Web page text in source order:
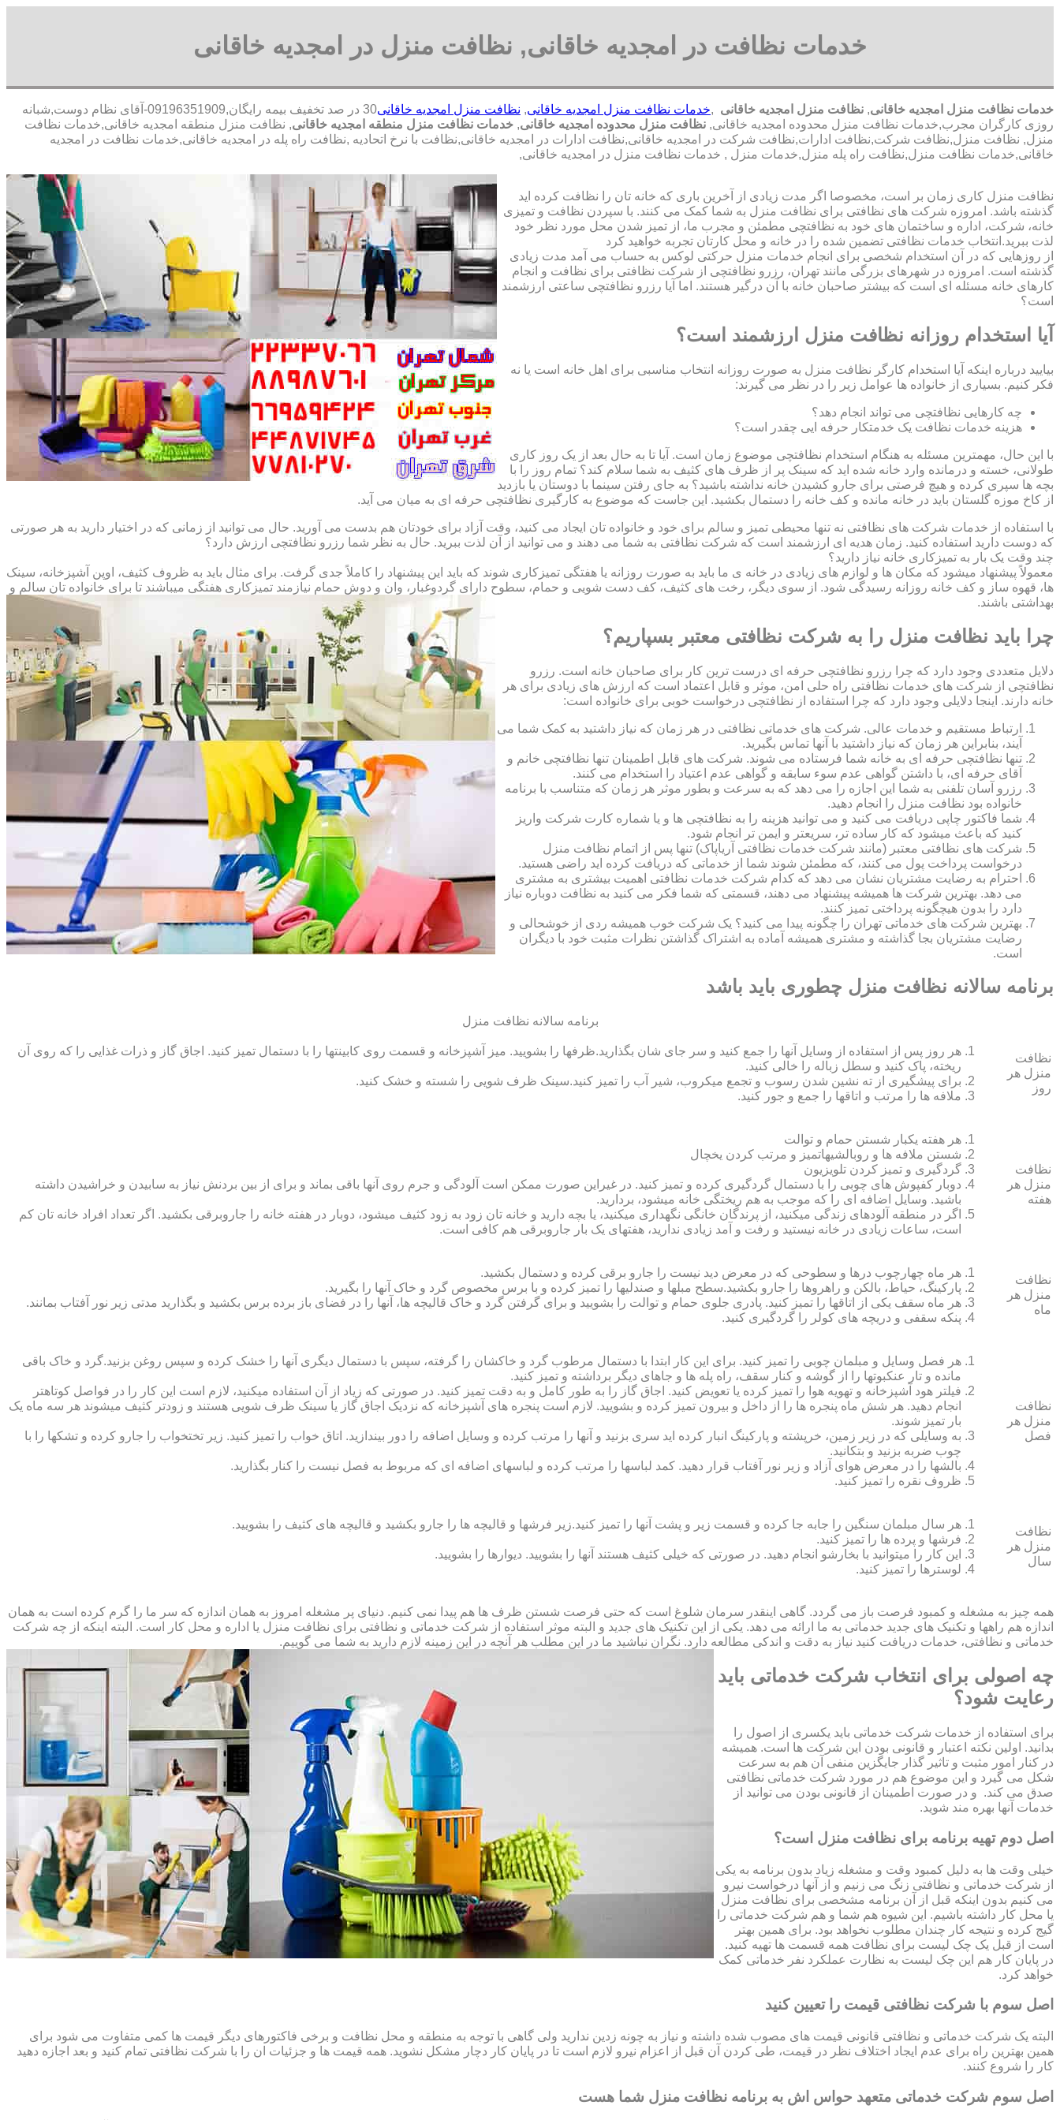
خدمات نظافت در امجدیه خاقانی, نظافت منزل در امجدیه خاقانی
خدمات نظافت منزل امجدیه خاقانی, نظافت منزل امجدیه خاقانی ,خدمات نظافت منزل امجدیه خاقانی, نظافت منزل امجدیه خاقانی
30 در صد تخفیف بیمه رایگان,09196351909-آقای نظام دوست,شبانه
روزی کارگران مجرب,خدمات نظافت منزل محدوده امجدیه خاقانی, نظافت منزل محدوده امجدیه خاقانی, خدمات نظافت منزل منطقه امجدیه خاقانی, نظافت منزل منطقه امجدیه خاقانی,خدمات نظافت
منزل, نظافت منزل,نظافت شرکت,نظافت ادارات,نظافت شرکت در امجدیه خاقانی,نظافت ادارات در امجدیه خاقانی,نظافت با نرخ اتحادیه ,نظافت راه پله در امجدیه خاقانی,خدمات نظافت در امجدیه
خاقانی,خدمات نظافت منزل,نظافت راه پله منزل,خدمات منزل , خدمات نظافت منزل در امجدیه خاقانی,
نظافت منزل کاری زمان بر است، مخصوصا اگر مدت زیادی از آخرین باری که خانه تان را نظافت کرده اید
گذشته باشد. امروزه شرکت های نظافتی برای نظافت منزل به شما کمک می کنند. با سپردن نظافت و تمیزی
خانه، شرکت، اداره و ساختمان های خود به نظافتچی مطمئن و مجرب ما، از تمیز شدن محل مورد نظر خود
لذت ببرید.انتخاب خدمات نظافتی تضمین شده را در خانه و محل کارتان تجربه خواهید کرد
از روزهایی که در آن استخدام شخصی برای انجام خدمات منزل حرکتی لوکس به حساب می آمد مدت زیادی
گذشته است. امروزه در شهرهای بزرگی مانند تهران، رزرو نظافتچی از شرکت نظافتی برای نظافت و انجام
کارهای خانه مسئله ای است که بیشتر صاحبان خانه با آن درگیر هستند. اما آیا رزرو نظافتچی ساعتی ارزشمند
است؟
آیا استخدام روزانه نظافت منزل ارزشمند است؟
بیایید درباره اینکه آیا استخدام کارگر نظافت منزل به صورت روزانه انتخاب مناسبی برای اهل خانه است یا نه
فکر کنیم. بسیاری از خانواده ها عوامل زیر را در نظر می گیرند:
چه کارهایی نظافتچی می تواند انجام دهد؟
هزینه خدمات نظافت یک خدمتکار حرفه ایی چقدر است؟
با این حال، مهمترین مسئله به هنگام استخدام نظافتچی موضوع زمان است. آیا تا به حال بعد از یک روز کاری
طولانی، خسته و درمانده وارد خانه شده اید که سینک پر از ظرف های کثیف به شما سلام کند؟ تمام روز را با
بچه ها سپری کرده و هیچ فرصتی برای جارو کشیدن خانه نداشته باشید؟ به جای رفتن سینما با دوستان یا بازدید
از کاخ موزه گلستان باید در خانه مانده و کف خانه را دستمال بکشید. این جاست که موضوع به کارگیری نظافتچی حرفه ای به میان می آید.
با استفاده از خدمات شرکت های نظافتی نه تنها محیطی تمیز و سالم برای خود و خانواده تان ایجاد می کنید، وقت آزاد برای خودتان هم بدست می آورید. حال می توانید از زمانی که در اختیار دارید به هر صورتی
که دوست دارید استفاده کنید. زمان هدیه ای ارزشمند است که شرکت نظافتی به شما می دهند و می توانید از آن لذت ببرید. حال به نظر شما رزرو نظافتچی ارزش دارد؟
چند وقت یک بار به تمیزکاری خانه نیاز دارید؟
معمولاً پیشنهاد میشود که مکان ها و لوازم های زیادی در خانه ی ما باید به صورت روزانه یا هفتگی تمیزکاری شوند که باید این پیشنهاد را کاملاً جدی گرفت. برای مثال باید به ظروف کثیف، اوپن آشپزخانه، سینک
ها، قهوه ساز و کف خانه روزانه رسیدگی شود. از سوی دیگر، رخت های کثیف، کف دست شویی و حمام، سطوح دارای گردوغبار، وان و دوش حمام نیازمند تمیزکاری هفتگی میباشند تا برای خانواده تان سالم و
بهداشتی باشند.
چرا باید نظافت منزل را به شرکت نظافتی معتبر بسپاریم؟
دلایل متعددی وجود دارد که چرا رزرو نظافتچی حرفه ای درست ترین کار برای صاحبان خانه است. رزرو
نظافتچی از شرکت های خدمات نظافتی راه حلی امن، موثر و قابل اعتماد است که ارزش های زیادی برای هر
خانه دارند. اینجا دلایلی وجود دارد که چرا استفاده از نظافتچی درخواست خوبی برای خانواده است:
ارتباط مستقیم و خدمات عالی. شرکت های خدماتی نظافتی در هر زمان که نیاز داشتید به کمک شما می
آیند، بنابراین هر زمان که نیاز داشتید با آنها تماس بگیرید.
تنها نظافتچی حرفه ای به خانه شما فرستاده می شوند. شرکت های قابل اطمینان تنها نظافتچی خانم و
آقای حرفه ای، با داشتن گواهی عدم سوء سابقه و گواهی عدم اعتیاد را استخدام می کنند.
رزرو آسان تلفنی به شما این اجازه را می دهد که به سرعت و بطور موثر هر زمان که متناسب با برنامه
خانواده بود نظافت منزل را انجام دهید.
شما فاکتور چاپی دریافت می کنید و می توانید هزینه را به نظافتچی ها و یا شماره کارت شرکت واریز
کنید که باعث میشود که کار ساده تر، سریعتر و ایمن تر انجام شود.
شرکت های نظافتی معتبر (مانند شرکت خدمات نظافتی آریاپاک) تنها پس از اتمام نظافت منزل
درخواست پرداخت پول می کنند، که مطمئن شوند شما از خدماتی که دریافت کرده اید راضی هستید.
احترام به رضایت مشتریان نشان می دهد که کدام شرکت خدمات نظافتی اهمیت بیشتری به مشتری
می دهد. بهترین شرکت ها همیشه پیشنهاد می دهند، قسمتی که شما فکر می کنید به نظافت دوباره نیاز
دارد را بدون هیچگونه پرداختی تمیز کنند.
بهترین شرکت های خدماتی تهران را چگونه پیدا می کنید؟ یک شرکت خوب همیشه ردی از خوشحالی و
رضایت مشتریان بجا گذاشته و مشتری همیشه آماده به اشتراک گذاشتن نظرات مثبت خود با دیگران
است.
برنامه سالانه نظافت منزل چطوری باید باشد
برنامه سالانه نظافت منزل
نظافت
منزل هر
روز
هر روز پس از استفاده از وسایل آنها را جمع کنید و سر جای شان بگذارید.ظرف‏ها را بشویید. میز آشپزخانه و قسمت روی کابینت‏ها را با دستمال تمیز کنید. اجاق گاز و ذرات غذایی را که روی آن
ریخته، پاک کنید و سطل زباله را خالی کنید.
برای پیشگیری از ته نشین شدن رسوب و تجمع میکروب، شیر آب را تمیز کنید.سینک ظرف شویی را شسته و خشک کنید.
ملافه‏ ها را مرتب و اتاق‏ها را جمع و جور کنید.
نظافت
منزل هر
هفته
هر هفته یکبار شستن حمام و توالت
شستن ملافه‏ ها و روبالشی‎هاتمیز و مرتب کردن یخچال
گردگیری و تمیز کردن تلویزیون
دوبار کفپوش‏ های چوبی را با دستمال گردگیری کرده و تمیز کنید. در غیراین صورت ممکن است آلودگی و جرم روی آنها باقی بماند و برای از بین بردنش نیاز به سابیدن و خراشیدن داشته
باشید. وسایل اضافه ای را که موجب به هم ریختگی خانه می‏شود، بردارید.
اگر در منطقه آلوده‏ای زندگی می‏کنید، از پرندگان خانگی نگهداری می‏کنید، یا بچه دارید و خانه‏ تان زود به زود کثیف می‏شود، دوبار در هفته خانه را جاروبرقی بکشید. اگر تعداد افراد خانه ‏تان کم
است، ساعات زیادی در خانه نیستید و رفت و آمد زیادی ندارید، هفته‏ای یک بار جاروبرقی هم کافی است.
نظافت
منزل هر
ماه
هر ماه چهارچوب درها و سطوحی که در معرض دید نیست را جارو برقی کرده و دستمال بکشید.
پارکینگ، حیاط، بالکن و راهروها را جارو بکشید.سطح مبل‏ها و صندلی‏ها را تمیز کرده و با برس مخصوص گرد و خاک آنها را بگیرید.
هر ماه سقف یکی از اتاق‏ها را تمیز کنید. پادری جلوی حمام و توالت را بشویید و برای گرفتن گرد و خاک قالیچه‏ ها، آنها را در فضای باز برده برس بکشید و بگذارید مدتی زیر نور آفتاب بمانند.
پنکه سقفی و دریچه‏ های کولر را گردگیری کنید.
نظافت
منزل هر
فصل
هر فصل وسایل و مبلمان چوبی را تمیز کنید. برای این کار ابتدا با دستمال مرطوب گرد و خاک‏شان را گرفته، سپس با دستمال دیگری آنها را خشک کرده و سپس روغن بزنید.گرد و خاک باقی
مانده و تار عنکبوت‏ها را از گوشه و کنار سقف، راه پله‏ ها و جاهای دیگر برداشته و تمیز کنید.
فیلتر هود آشپزخانه و تهویه هوا را تمیز کرده یا تعویض کنید. اجاق گاز را به طور کامل و به دقت تمیز کنید. در صورتی که زیاد از آن استفاده می‏کنید، لازم است این کار را در فواصل کوتاه‏تر
انجام دهید. هر شش ماه پنجره‏ ها را از داخل و بیرون تمیز کرده و بشویید. لازم است پنجره‏ های آشپزخانه که نزدیک اجاق گاز یا سینک ظرف شویی هستند و زودتر کثیف می‏شوند هر سه ماه یک
بار تمیز شوند.
به وسایلی که در زیر زمین، خرپشته و پارکینگ انبار کرده‏ اید سری بزنید و آنها را مرتب کرده و وسایل اضافه را دور بیندازید. اتاق خواب را تمیز کنید. زیر تختخواب را جارو کرده و تشک‏ها را با
چوب ضربه بزنید و بتکانید.
بالش‏ها را در معرض هوای آزاد و زیر نور آفتاب قرار دهید. کمد لباس‏ها را مرتب کرده و لباس‏های اضافه ای که مربوط به فصل نیست را کنار بگذارید.
ظروف نقره را تمیز کنید.
نظافت
منزل هر
سال
هر سال مبلمان سنگین را جابه جا کرده و قسمت زیر و پشت آنها را تمیز کنید.زیر فرش‏ها و قالیچه‏ ها را جارو بکشید و قالیچه‏ های کثیف را بشویید.
فرش‏ها و پرده ‏ها را تمیز کنید.
این کار را می‏توانید با بخارشو انجام دهید. در صورتی که خیلی کثیف هستند آنها را بشویید. دیوارها را بشویید.
لوسترها را تمیز کنید.
همه چیز به مشغله و کمبود فرصت باز می گردد. گاهی اینقدر سرمان شلوغ است که حتی فرصت شستن ظرف ها هم پیدا نمی کنیم. دنیای پر مشغله امروز به همان اندازه که سر ما را گرم کرده است به همان
اندازه هم راهها و تکنیک های جدید خدماتی به ما ارائه می دهد. یکی از این تکنیک های جدید و البته موثر استفاده از شرکت خدماتی و نظافتی برای نظافت منزل یا اداره و محل کار است. البته اینکه از چه شرکت
خدماتی و نظافتی، خدمات دریافت کنید نیاز به دقت و اندکی مطالعه دارد. نگران نباشید ما در این مطلب هر آنچه در این زمینه لازم دارید به شما می گوییم.
چه اصولی برای انتخاب شرکت خدماتی باید
رعایت شود؟
برای استفاده از خدمات شرکت خدماتی باید یکسری از اصول را
بدانید. اولین نکته اعتبار و قانونی بودن این شرکت ها است. همیشه
در کنار امور مثبت و تاثیر گذار جایگزین منفی آن هم به سرعت
شکل می گیرد و این موضوع هم در مورد شرکت خدماتی نظافتی
صدق می کند. و در صورت اطمینان از قانونی بودن می توانید از
خدمات آنها بهره مند شوید.
اصل دوم تهیه برنامه برای نظافت منزل است؟
خیلی وقت ها به دلیل کمبود وقت و مشغله زیاد بدون برنامه به یکی
از شرکت خدماتی و نظافتی زنگ می زنیم و از آنها درخواست نیرو
می کنیم بدون اینکه قبل از آن برنامه مشخصی برای نظافت منزل
یا محل کار داشته باشیم. این شیوه هم شما و هم شرکت خدماتی را
گیج کرده و نتیجه کار چندان مطلوب نخواهد بود. برای همین بهتر
است از قبل یک چک لیست برای نظافت همه قسمت ها تهیه کنید.
در پایان کار هم این چک لیست به نظارت عملکرد نفر خدماتی کمک
خواهد کرد.
اصل سوم با شرکت نظافتی قیمت را تعیین کنید
البته یک شرکت خدماتی و نظافتی قانونی قیمت های مصوب شده داشته و نیاز به چونه زدین ندارید ولی گاهی با توجه به منطقه و محل نظافت و برخی فاکتورهای دیگر قیمت ها کمی متفاوت می شود برای
همین بهترین راه برای عدم ایجاد اختلاف نظر در قیمت، طی کردن آن قبل از اعزام نیرو لازم است تا در پایان کار دچار مشکل نشوید. همه قیمت ها و جزئیات ان را با شرکت نظافتی تمام کنید و بعد اجازه دهید
کار را شروع کنند.
اصل سوم شرکت خدماتی متعهد حواس اش به برنامه نظافت منزل شما هست